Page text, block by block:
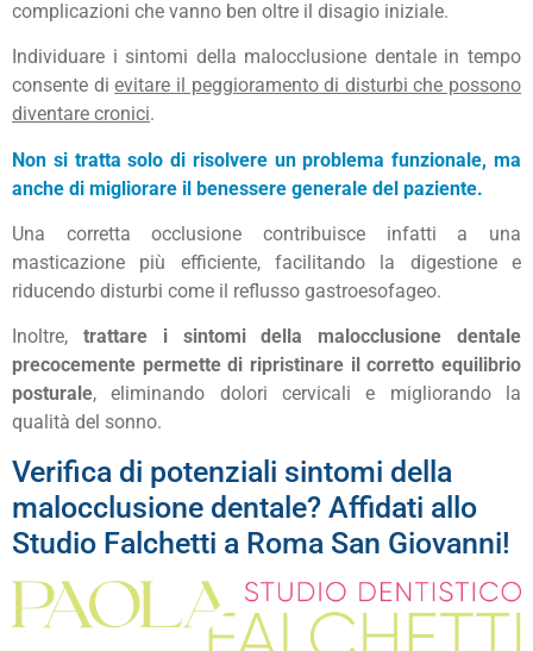
complicazioni che vanno ben oltre il disagio iniziale.
Individuare i sintomi della malocclusione dentale in tempo
consente dievitare il peggioramento di disturbi che possono
diventare cronici.
Non si tratta solo di risolvere un problema funzionale, ma
anche di migliorare il benessere generale del paziente.
Una corretta occlusione contribuisce infatti a una
masticazione più efficiente, facilitando la digestione e
riducendo disturbi come il reflusso gastroesofageo.
Inoltre, trattare i sintomi della malocclusione dentale
precocemente permette di ripristinare il corretto equilibrio
posturale, eliminando dolori cervicali e migliorando la
qualità del sonno.
Verifica di potenziali sintomi della
malocclusione dentale? Affidati allo
Studio Falchetti a Roma San Giovanni!